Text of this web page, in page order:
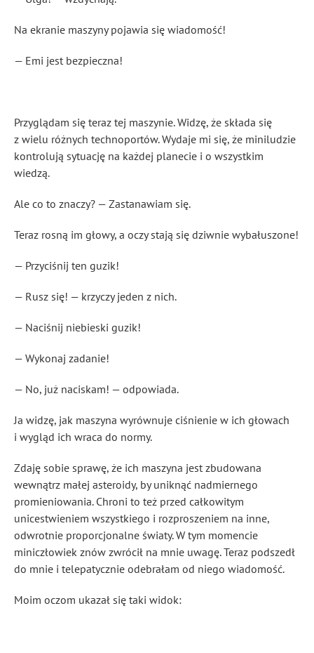
Na ekranie maszyny pojawia się wiadomość!
— Emi jest bezpieczna!
Przyglądam się teraz tej maszynie. Widzę, że składa się
z wielu różnych technoportów. Wydaje mi się, że miniludzie
kontrolują sytuację na każdej planecie i o wszystkim
wiedzą.
Ale co to znaczy? — Zastanawiam się.
Teraz rosną im głowy, a oczy stają się dziwnie wybałuszone!
— Przyciśnij ten guzik!
— Rusz się! — krzyczy jeden z nich.
— Naciśnij niebieski guzik!
— Wykonaj zadanie!
— No, już naciskam! — odpowiada.
Ja widzę, jak maszyna wyrównuje ciśnienie w ich głowach
i wygląd ich wraca do normy.
Zdaję sobie sprawę, że ich maszyna jest zbudowana
wewnątrz małej asteroidy, by uniknąć nadmiernego
promieniowania. Chroni to też przed całkowitym
unicestwieniem wszystkiego i rozproszeniem na inne,
odwrotnie proporcjonalne światy. W tym momencie
miniczłowiek znów zwrócił na mnie uwagę. Teraz podszedł
do mnie i telepatycznie odebrałam od niego wiadomość.
Moim oczom ukazał się taki widok: